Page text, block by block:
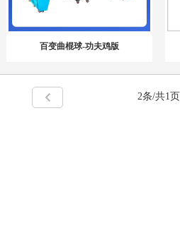
百变曲棍球-功夫鸡版
2条/共1页